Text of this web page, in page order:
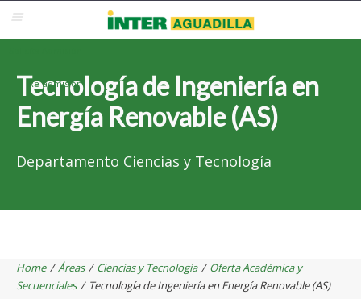
Correo Electrónico
Re-admisión
Tecnología de Ingeniería en
Energía Renovable (AS)
Departamento Ciencias y Tecnología
Home /Áreas / Ciencias y Tecnología / Oferta Académica y
Secuenciales / Tecnología de Ingeniería en Energía Renovable (AS)